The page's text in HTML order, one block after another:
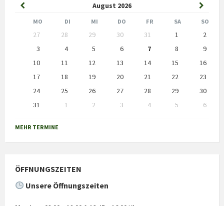
August 2026
Previous
Month
Month
MO DI MI DO FR SA SO
calendar
27 28 29 30 31 1
2
3
4 5 6 7 8
9
10
11 12 13 14 15
16
17
18 19 20 21 22
23
24
25 26 27 28 29
30
31
1 2 3 4 5
6
calendar
MEHR TERMINE
ÖFFNUNGSZEITEN
Unsere Öffnungszeiten